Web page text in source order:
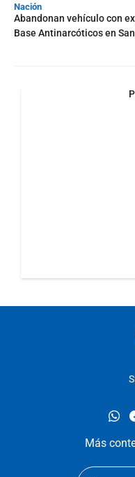
Nación
Abandonan vehículo con
Base Antinarcóticos en
Más